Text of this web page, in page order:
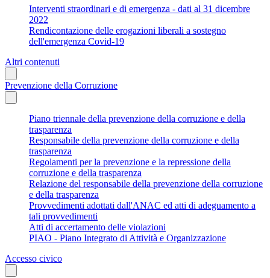
Interventi straordinari e di emergenza - dati al 31 dicembre
2022
Rendicontazione delle erogazioni liberali a sostegno
dell'emergenza Covid-19
Altri contenuti
Prevenzione della Corruzione
Piano triennale della prevenzione della corruzione e della
trasparenza
Responsabile della prevenzione della corruzione e della
trasparenza
Regolamenti per la prevenzione e la repressione della
corruzione e della trasparenza
Relazione del responsabile della prevenzione della corruzione
e della trasparenza
Provvedimenti adottati dall'ANAC ed atti di adeguamento a
tali provvedimenti
Atti di accertamento delle violazioni
PIAO - Piano Integrato di Attività e Organizzazione
Accesso civico